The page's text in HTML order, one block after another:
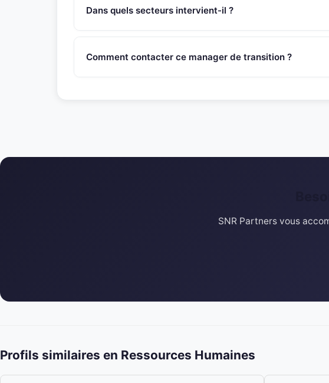
SNR Partners vérifie la disponibilité de chaque manager avant
Dans quels secteurs intervient-il ?
couvre egalement des contextes de transformation,
Comment contacter ce manager de transition ?
SNR Partners vous
Profils similaires en Ressources Humaines